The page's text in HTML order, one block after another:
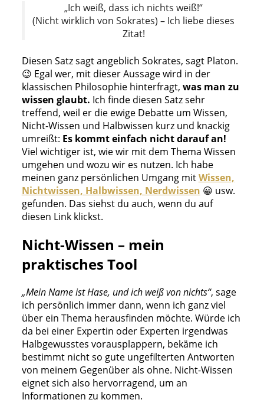
„Ich weiß, dass ich nichts weiß!“
(Nicht wirklich von Sokrates) – Ich liebe dieses
Zitat!
Diesen Satz sagt angeblich Sokrates, sagt Platon.
😉 Egal wer, mit dieser Aussage wird in der
klassischen Philosophie hinterfragt, was man zu
wissen glaubt. Ich finde diesen Satz sehr
treffend, weil er die ewige Debatte um Wissen,
Nicht-Wissen und Halbwissen kurz und knackig
umreißt: Es kommt einfach nicht darauf an!
Viel wichtiger ist, wie wir mit dem Thema Wissen
umgehen und wozu wir es nutzen. Ich habe
meinen ganz persönlichen Umgang mitWissen,
Nichtwissen, Halbwissen, Nerdwissen 😀 usw.
gefunden. Das siehst du auch, wenn du auf
diesen Link klickst.
Nicht-Wissen – mein
praktisches Tool
„Mein Name ist Hase, und ich weiß von nichts“, sage
ich persönlich immer dann, wenn ich ganz viel
über ein Thema herausfinden möchte. Würde ich
da bei einer Expertin oder Experten irgendwas
Halbgewusstes vorausplappern, bekäme ich
bestimmt nicht so gute ungefilterten Antworten
von meinem Gegenüber als ohne. Nicht-Wissen
eignet sich also hervorragend, um an
Informationen zu kommen.